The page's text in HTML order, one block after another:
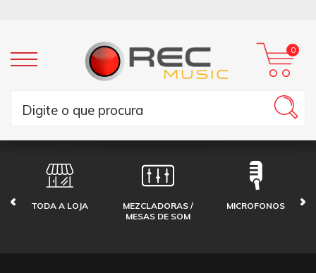
0
TODA A LOJA
MEZCLADORAS /
MESAS DE SOM
MICROFONOS